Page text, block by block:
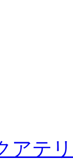
アテ